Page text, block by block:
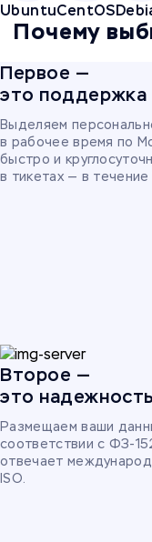
UbuntuCentOS
Почему
Первое —
это поддержка
Выделяем
в рабочее время по
быстро и
в тикетах — в течение
Второе —
это надежность
Размещаем ваши
соответствии с ФЗ-
отвечает
ISO.